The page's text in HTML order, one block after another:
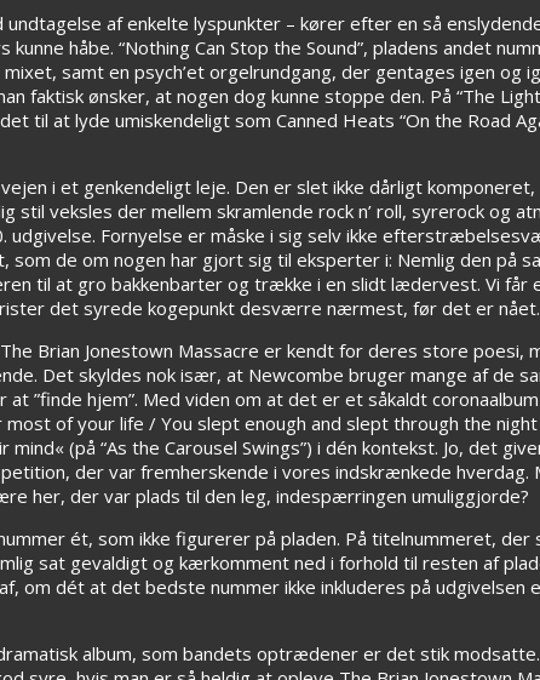
af enkelte lyspunkter – kører efter en så
håbe. “Nothing Can Stop the Sound”, pladens andet
samt en psych’et orgelrundgang, der gentages igen og
faktisk ønsker, at nogen dog kunne stoppe den. På “The
til at lyde umiskendeligt som Canned Heats “On the Road
i et genkendeligt leje. Den er slet ikke dårligt
stil veksles der mellem skramlende rock n’ roll, syrerock og
Fornyelse er måske i sig selv ikke
som de om nogen har gjort sig til eksperter i: Nemlig den på
til at gro bakkenbarter og trække i en slidt lædervest. Vi
det syrede kogepunkt desværre nærmest, før det er nået.
Brian Jonestown Massacre er kendt for deres store poesi,
Det skyldes nok især, at Newcombe bruger mange af de
at ”finde hjem”. Med viden om at det er et såkaldt
of your life / You slept enough and slept through the
(på “As the Carousel Swings”) i dén kontekst. Jo, det
der var fremherskende i vores indskrænkede
her, der var plads til den leg, indespærringen umuliggjorde?
ét, som ikke figurerer på pladen. På titelnummeret,
sat gevaldigt og kærkomment ned i forhold til resten af
om dét at det bedste nummer ikke inkluderes på
album, som bandets optrædener er det stik